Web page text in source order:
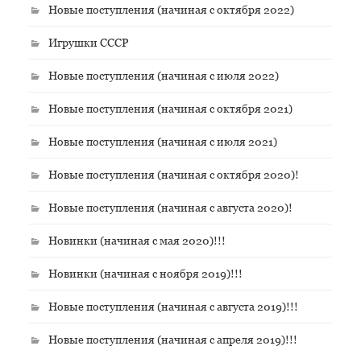
Новые поступления (начиная с октября 2022)
Игрушки СССР
Новые поступления (начиная с июля 2022)
Новые поступления (начиная с октября 2021)
Новые поступления (начиная с июля 2021)
Новые поступления (начиная с октября 2020)!
Новые поступления (начиная с августа 2020)!
Новинки (начиная с мая 2020)!!!
Новинки (начиная с ноября 2019)!!!
Новые поступления (начиная с августа 2019)!!!
Новые поступления (начиная с апреля 2019)!!!